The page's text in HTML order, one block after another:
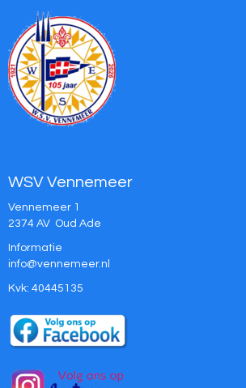
WSV Vennemeer
Vennemeer 1
2374 AV Oud Ade
Informatie
ofni@vennemeer.nl
Kvk: 40445135